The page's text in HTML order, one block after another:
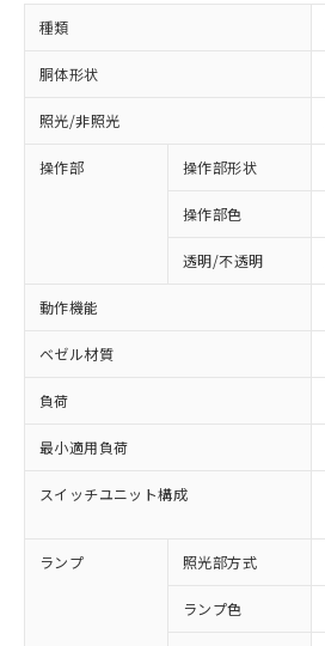
種類
胴体形状
照光/非照光
操作部 操作部形状
操作部色
透明/不透明
動作機能
ベゼル材質
負荷
最小適用負荷
スイッチユニット構成
ランプ 照光部方式
ランプ色